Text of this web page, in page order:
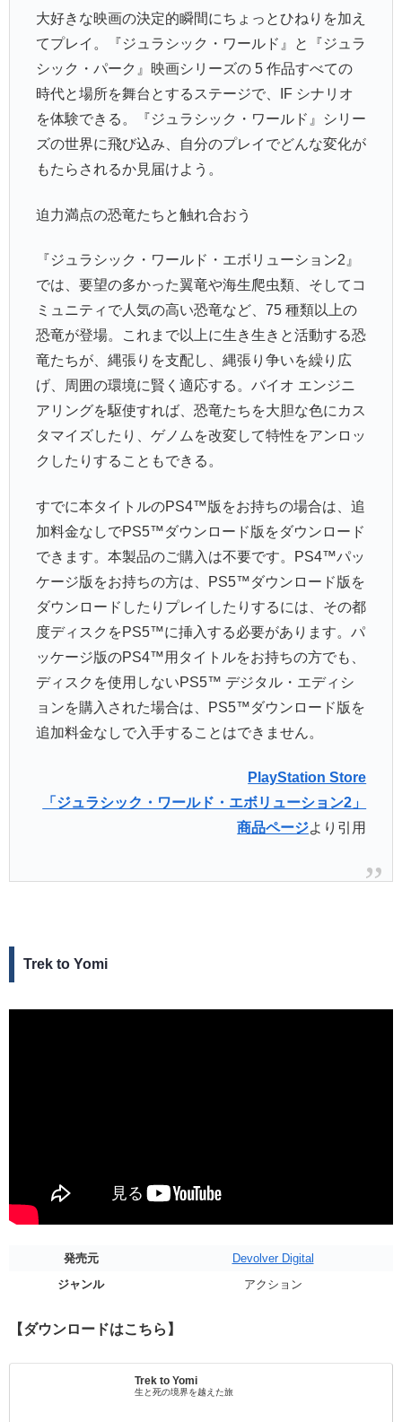
大好きな映画の決定的瞬間にちょっとひねりを加え
てプレイ。『ジュラシック・ワールド』と『ジュラ
シック・パーク』映画シリーズの 5 作品すべての
時代と場所を舞台とするステージで、IF シナリオ
を体験できる。『ジュラシック・ワールド』シリー
ズの世界に飛び込み、自分のプレイでどんな変化が
もたらされるか見届けよう。
迫力満点の恐竜たちと触れ合おう
『ジュラシック・ワールド・エボリューション2』
では、要望の多かった翼竜や海生爬虫類、そしてコ
ミュニティで人気の高い恐竜など、75 種類以上の
恐竜が登場。これまで以上に生き生きと活動する恐
竜たちが、縄張りを支配し、縄張り争いを繰り広
げ、周囲の環境に賢く適応する。バイオ エンジニ
アリングを駆使すれば、恐竜たちを大胆な色にカス
タマイズしたり、ゲノムを改変して特性をアンロッ
クしたりすることもできる。
すでに本タイトルのPS4™版をお持ちの場合は、追
加料金なしでPS5™ダウンロード版をダウンロード
できます。本製品のご購入は不要です。PS4™パッ
ケージ版をお持ちの方は、PS5™ダウンロード版を
ダウンロードしたりプレイしたりするには、その都
度ディスクをPS5™に挿入する必要があります。パ
ッケージ版のPS4™用タイトルをお持ちの方でも、
ディスクを使用しないPS5™ デジタル・エディシ
ョンを購入された場合は、PS5™ダウンロード版を
追加料金なしで入手することはできません。
PlayStation Store
「ジュラシック・ワールド・エボリューション2」
商品ページより引用
Trek to Yomi
発売元
Devolver Digital
ジャンル
アクション
【ダウンロードはこちら】
Trek to Yomi
生と死の境界を越えた旅